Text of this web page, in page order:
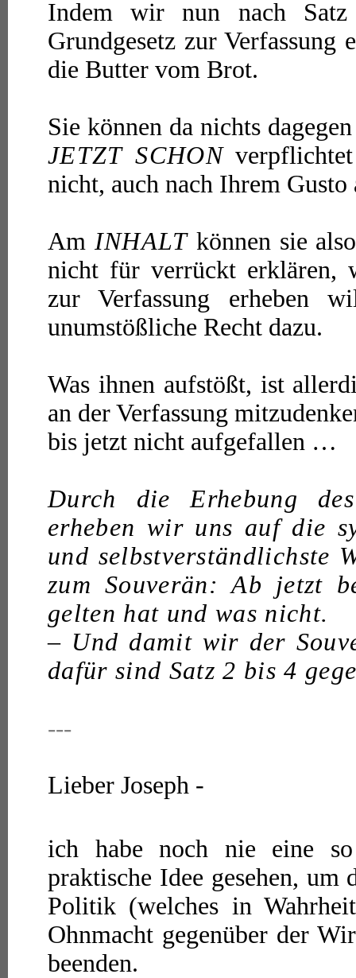
Indem wir nun nach
Grundgesetz zur
die Butter vom Brot.
Sie können da nichts
JETZT SCHONverpflichtet
nicht, auch nach Ihrem Gusto
Am INHALTkönnen sie
nicht für verrückt erklären,
zur Verfassung erheben
unumstößliche Recht dazu.
Was ihnen aufstößt, ist
an der Verfassung
bis jetzt nicht aufgefallen …
Durch die Erhebung
erheben wir uns auf die
und selbstverständlichste
zum Souverän: Ab jetzt
gelten hat und was nicht.
– Und damit wir der
dafür sind Satz 2 bis 4
---
Lieber Joseph -
ich habe noch nie eine so
praktische Idee gesehen, um
Politik (welches in
Ohnmacht gegenüber der
beenden.